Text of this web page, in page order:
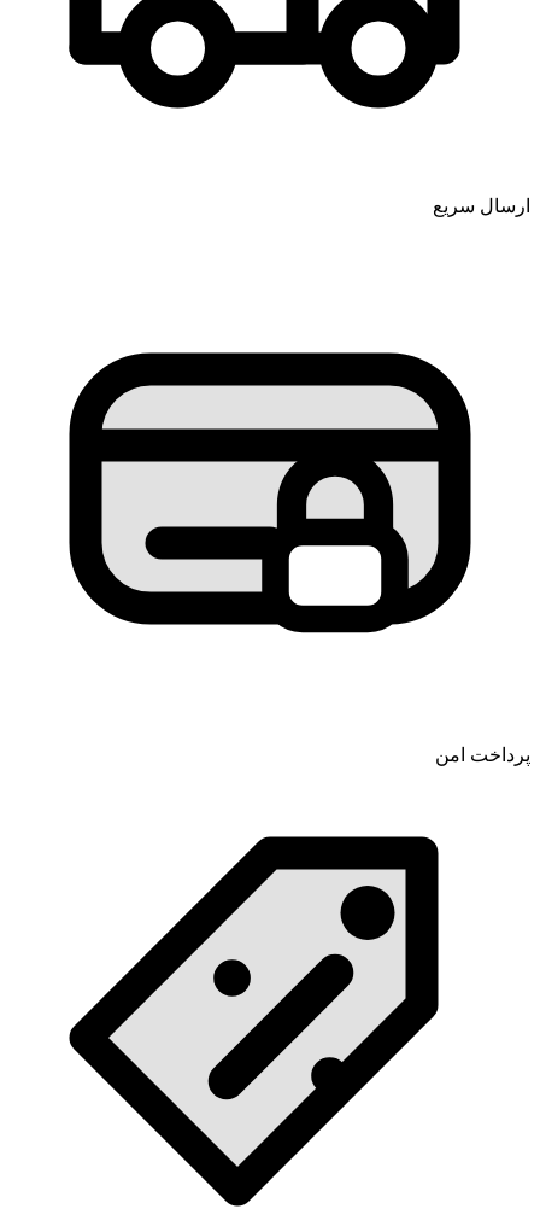
ارسال سریع
پرداخت امن